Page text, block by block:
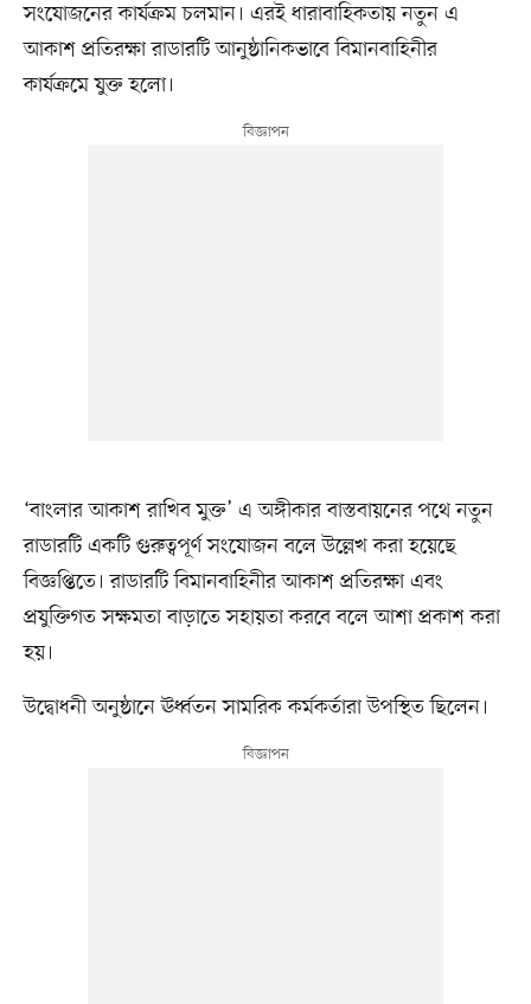
সংযোজনের কার্যক্রম চলমান। এরই ধারাবাহিকতায় নতুন এ
আকাশ প্রতিরক্ষা রাডারটি আনুষ্ঠানিকভাবে বিমানবাহিনীর
কার্যক্রমে যুক্ত হলো।
‘বাংলার আকাশ রাখিব মুক্ত’ এ অঙ্গীকার বাস্তবায়নের পথে নতুন
রাডারটি একটি গুরুত্বপূর্ণ সংযোজন বলে উল্লেখ করা হয়েছে
বিজ্ঞপ্তিতে। রাডারটি বিমানবাহিনীর আকাশ প্রতিরক্ষা এবং
প্রযুক্তিগত সক্ষমতা বাড়াতে সহায়তা করবে বলে আশা প্রকাশ করা
হয়।
উদ্বোধনী অনুষ্ঠানে ঊর্ধ্বতন সামরিক কর্মকর্তারা উপস্থিত ছিলেন।